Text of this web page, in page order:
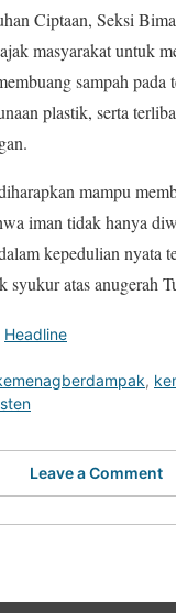
Ciptaan, Seksi
masyarakat untuk
sampah pada
plastik, serta
mampu
iman tidak hanya
kepedulian nyata
syukur atas anugerah
Headline
,
Leave a Comment